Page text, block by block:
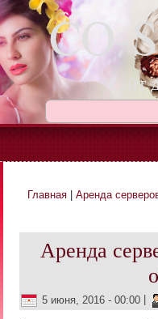
CO-
Вы здесь
Главная| Аренда
Аренда
5 июня, 2016 - 00:00